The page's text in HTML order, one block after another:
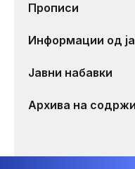
Прописи
Информации од
Јавни набавки
Архива на